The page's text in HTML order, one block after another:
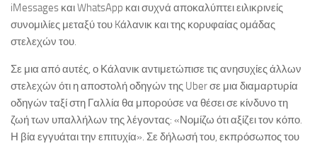
iMessages και WhatsApp και συχνά αποκαλύπτει ειλικρινείς
συνομιλίες μεταξύ του Kάλανικ και της κορυφαίας ομάδας
στελεχών του.
Σε μια από αυτές, ο Κάλανικ αντιμετώπισε τις ανησυχίες άλλων
στελεχών ότι η αποστολή οδηγών της Uber σε μια διαμαρτυρία
οδηγών ταξί στη Γαλλία θα μπορούσε να θέσει σε κίνδυνο τη
ζωή των υπαλλήλων της λέγοντας: «Νομίζω ότι αξίζει τον κόπο.
Η βία εγγυάται την επιτυχία». Σε δήλωσή του, εκπρόσωπος του